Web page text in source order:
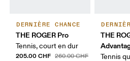
DERNIÈRE CHANCE
THE ROGER Pro
Tennis, court en dur
205.00 CHF 260.00 CHF
THE
Tennis